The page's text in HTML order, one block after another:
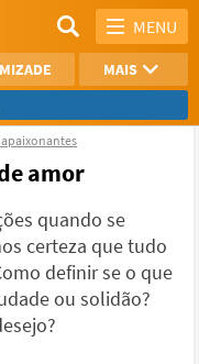
MENU
MAIS
AGRADECIMENTO
VER TODAS
apaixonantes
amor
quando se
certeza que tudo
definir se o que
ou solidão?